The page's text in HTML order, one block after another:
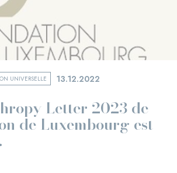
UNIVERSELLE 13.12.2022
Letter 2023 de
de Luxembourg est